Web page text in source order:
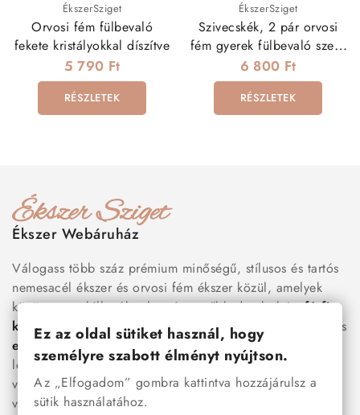
ÉkszerSziget
Orvosi fém fülbevaló
fekete kristályokkal díszítve
5 790 Ft
RÉSZLETEK
ÉkszerSziget
Szivecskék, 2 pár orvosi
fém gyerek fülbevaló szett,
csavaros zárral
6 800 Ft
RÉSZLETEK
Ékszer Webáruház
Válogass több száz prémium minőségű, stílusos és tartós
nemesacél ékszer és orvosi fém ékszer közül, amelyek
között megtalálhatók a legnépszerűbb darabok is:férfi
karkötők
, női nyakláncok , karikagyűrűk
és
esküvői kiegészítőkegyaránt. Webáruházunkban a
legújabb trendeket követő, mégis időtálló ékszerek közül
választhatsz – legyen szó ajándékról, mindennapi
viseletről vagy különleges alkalmakról.
Ez az oldal sütiket használ, hogy
személyre szabott élményt nyújtson.
Az „Elfogadom” gombra kattintva hozzájárulsz a
sütik használatához.